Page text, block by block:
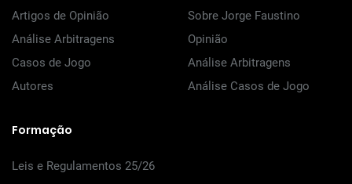
Artigos de Opinião
Análise Arbitragens
Casos de Jogo
Autores
Sobre Jorge Faustino
Opinião
Análise Arbitragens
Análise Casos de Jogo
Formação
Leis e Regulamentos 25/26